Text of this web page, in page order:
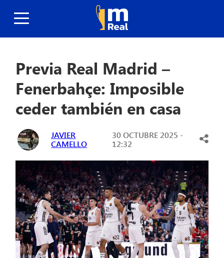
Previa Real Madrid –
Fenerbahçe: Imposible
ceder también en casa
JAVIER
CAMELLO
30 OCTUBRE 2025 -
12:32